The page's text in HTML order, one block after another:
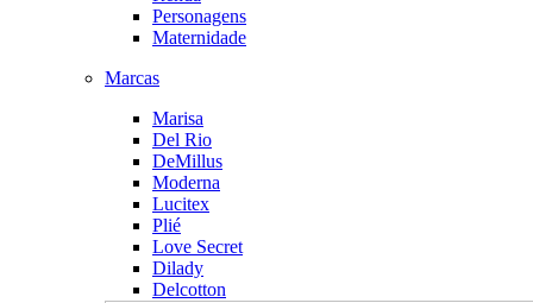
Personagens
Maternidade
Marcas
Marisa
Del Rio
DeMillus
Moderna
Lucitex
Plié
Love Secret
Dilady
Delcotton